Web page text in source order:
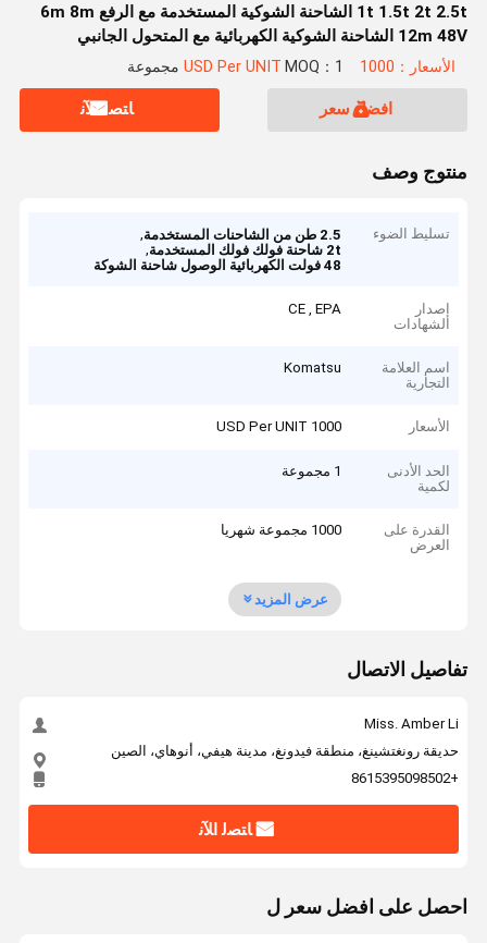
1t 1.5t 2t 2.5t الشاحنة الشوكية المستخدمة مع الرفع 6m 8m
12m 48V الشاحنة الشوكية الكهربائية مع المتحول الجانبي
الأسعار：1000 USD Per UNIT MOQ：1 مجموعة
افضل سعر ﺎﺘﺼﻟ ﺍﻶﻧ
منتوج وصف
تسليط الضوء 2.5 طن من الشاحنات المستخدمة
,
2t شاحنة فولك فولك المستخدمة
,
48 فولت الكهربائية الوصول شاحنة الشوكة
إصدار
الشهادات
CE , EPA
اسم العلامة
التجارية
Komatsu
الأسعار 1000 USD Per UNIT
الحد الأدنى
لكمية
1 مجموعة
القدرة على
العرض
1000 مجموعة شهريا
عرض المزيد
تفاصيل الاتصال
Miss. Amber Li
حديقة رونغتشينغ، منطقة فيدونغ، مدينة هيفي، أنوهاي، الصين
+8615395098502
ﺎﺘﺼﻟ ﺍﻶﻧ
احصل على افضل سعر ل